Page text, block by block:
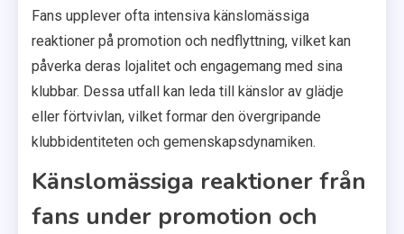
Fans upplever ofta intensiva känslomässiga
reaktioner på promotion och nedflyttning, vilket kan
påverka deras lojalitet och engagemang med sina
klubbar. Dessa utfall kan leda till känslor av glädje
eller förtvivlan, vilket formar den övergripande
klubbidentiteten och gemenskapsdynamiken.
Känslomässiga reaktioner från
fans under promotion och